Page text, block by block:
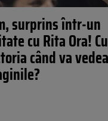
surprins într-un
cu Rita Ora!
când va